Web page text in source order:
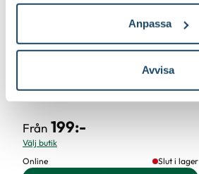
Anpassa
Avvisa
Från 199:-
Välj butik
Online
Slut i lager